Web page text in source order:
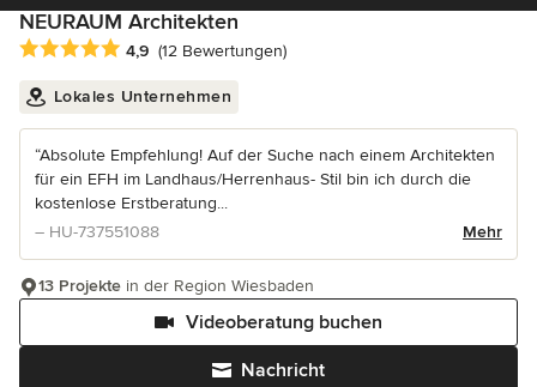
NEURAUM Architekten
Durchschnittliche Bewertung: 4.9 von 5 Sternen
4,9 (12 Bewertungen)
Lokales Unternehmen
“Absolute Empfehlung! Auf der Suche nach einem Architekten
für ein EFH im Landhaus/Herrenhaus- Stil bin ich durch die
kostenlose Erstberatung...
– HU-737551088
Mehr
Nachricht
Videoberatung buchen
13 Projekte in der Region Wiesbaden